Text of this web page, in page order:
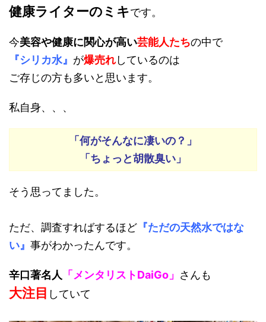
健康ライターのミキです。
今美容や健康に関心が高い芸能人たちの中で
『シリカ水』 が爆売れしているのは
ご存じの方も多いと思います。
私自身、、、
「何がそんなに凄いの？」
「ちょっと胡散臭い」
そう思ってました。
ただ、調査すればするほど 『ただの天然水ではな
い』 事がわかったんです。
辛口著名人 「メンタリストDaiGo」 さんも
大注目 していて